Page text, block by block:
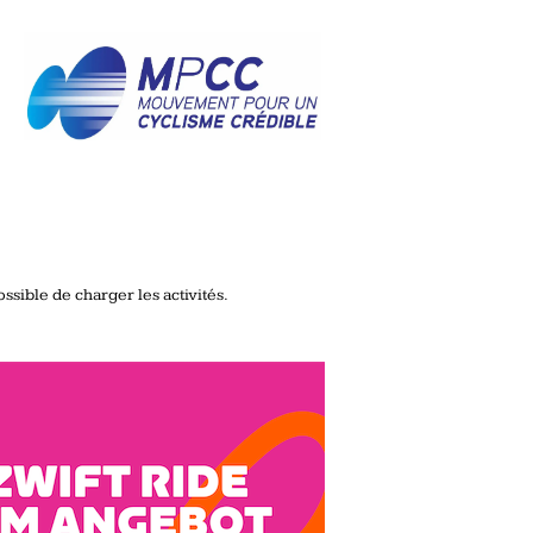
de charger les activités.